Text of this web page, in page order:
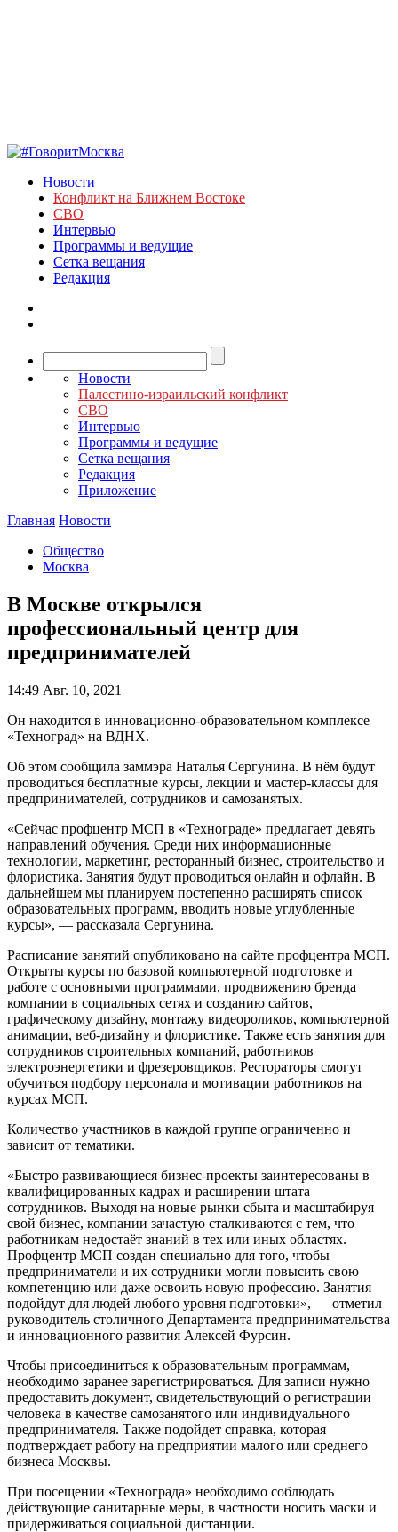
Новости
Конфликт на Ближнем Востоке
СВО
Интервью
Программы и ведущие
Сетка вещания
Редакция
Новости
Палестино-израильский конфликт
СВО
Интервью
Программы и ведущие
Сетка вещания
Редакция
Приложение
Главная Новости
Общество
Москва
В Москве открылся
профессиональный центр для
предпринимателей
14:49 Авг. 10, 2021
Он находится в инновационно-образовательном комплексе
«Техноград» на ВДНХ.
Об этом сообщила заммэра Наталья Сергунина. В нём будут
проводиться бесплатные курсы, лекции и мастер-классы для
предпринимателей, сотрудников и самозанятых.
«Сейчас профцентр МСП в «Технограде» предлагает девять
направлений обучения. Среди них информационные
технологии, маркетинг, ресторанный бизнес, строительство и
флористика. Занятия будут проводиться онлайн и офлайн. В
дальнейшем мы планируем постепенно расширять список
образовательных программ, вводить новые углубленные
курсы», — рассказала Сергунина.
Расписание занятий опубликовано на сайте профцентра МСП.
Открыты курсы по базовой компьютерной подготовке и
работе с основными программами, продвижению бренда
компании в социальных сетях и созданию сайтов,
графическому дизайну, монтажу видеороликов, компьютерной
анимации, веб-дизайну и флористике. Также есть занятия для
сотрудников строительных компаний, работников
электроэнергетики и фрезеровщиков. Рестораторы смогут
обучиться подбору персонала и мотивации работников на
курсах МСП.
Количество участников в каждой группе ограниченно и
зависит от тематики.
«Быстро развивающиеся бизнес-проекты заинтересованы в
квалифицированных кадрах и расширении штата
сотрудников. Выходя на новые рынки сбыта и масштабируя
свой бизнес, компании зачастую сталкиваются с тем, что
работникам недостаёт знаний в тех или иных областях.
Профцентр МСП создан специально для того, чтобы
предприниматели и их сотрудники могли повысить свою
компетенцию или даже освоить новую профессию. Занятия
подойдут для людей любого уровня подготовки», — отметил
руководитель столичного Департамента предпринимательства
и инновационного развития Алексей Фурсин.
Чтобы присоединиться к образовательным программам,
необходимо заранее зарегистрироваться. Для записи нужно
предоставить документ, свидетельствующий о регистрации
человека в качестве самозанятого или индивидуального
предпринимателя. Также подойдет справка, которая
подтверждает работу на предприятии малого или среднего
бизнеса Москвы.
При посещении «Технограда» необходимо соблюдать
действующие санитарные меры, в частности носить маски и
придерживаться социальной дистанции.